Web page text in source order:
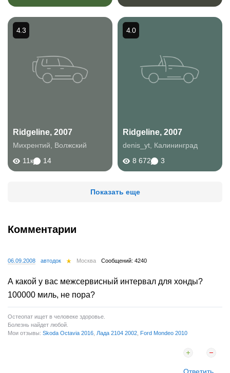
Ridgeline, 2007
Михрентий
Волжский
11к
14
4.3
Ridgeline, 2007
denis_yt Калининград
8 672
3
4.0
Показать еще
Комментарии
06.09.2008 автодок Москва Сообщений: 4240
А какой у вас межсервисный интервал для хонды?
100000 миль, не пора?
Остеопат ищет в человеке здоровье.
Болезнь найдет любой.
Мои отзывы: Skoda Octavia 2016 Лада 2104 2002 Ford Mondeo 2010
Ответить